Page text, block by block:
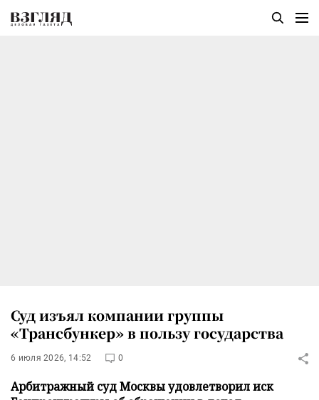
Суд изъял компании группы
«Трансбункер» в пользу государства
6 июля 2026, 14:52 0
Арбитражный суд Москвы удовлетворил иск